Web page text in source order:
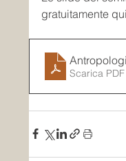
gratuitamente qui
Scarica